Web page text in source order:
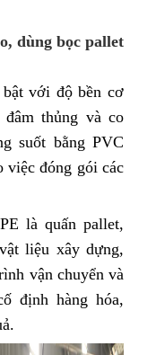
dùng bọc pallet
với độ bền cơ
thủng và co
suốt bằng PVC
việc đóng gói các
là quấn pallet,
liệu xây dựng,
vận chuyển và
định hàng hóa,